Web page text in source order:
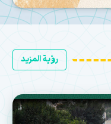
رؤية المزيد